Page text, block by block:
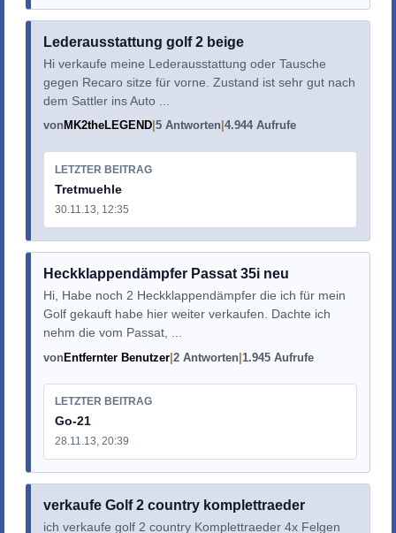
Lederausstattung golf 2 beige
Hi verkaufe meine Lederausstattung oder Tausche
gegen Recaro sitze für vorne. Zustand ist sehr gut nach
dem Sattler ins Auto ...
von MK2theLEGEND 5 Antworten 4.944 Aufrufe
LETZTER BEITRAG
Tretmuehle
30.11.13, 12:35
Heckklappendämpfer Passat 35i neu
Hi, Habe noch 2 Heckklappendämpfer die ich für mein
Golf gekauft habe hier weiter verkaufen. Dachte ich
nehm die vom Passat, ...
vonEntfernter Benutzer 2 Antworten 1.945 Aufrufe
LETZTER BEITRAG
Go-21
28.11.13, 20:39
verkaufe Golf 2 country komplettraeder
ich verkaufe golf 2 country Komplettraeder 4x Felgen